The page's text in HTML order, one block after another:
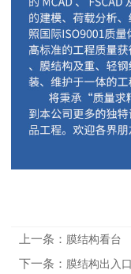
上一条： 膜结构看台
下一条： 膜结构出入口